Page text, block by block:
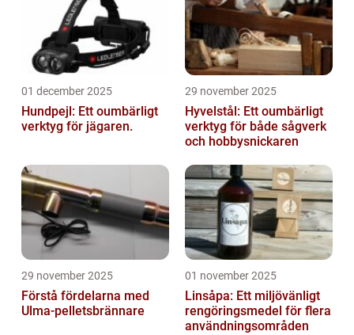
01 december 2025
Hundpejl: Ett oumbärligt
verktyg för jägaren.
29 november 2025
Hyvelstål: Ett oumbärligt
verktyg för både sågverk
och hobbysnickaren
29 november 2025
Förstå fördelarna med
Ulma-pelletsbrännare
01 november 2025
Linsåpa: Ett miljövänligt
rengöringsmedel för flera
användningsområden